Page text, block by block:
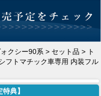
クシー90系 > セット品 > ト
フトマチック車専用 内装フル
典】